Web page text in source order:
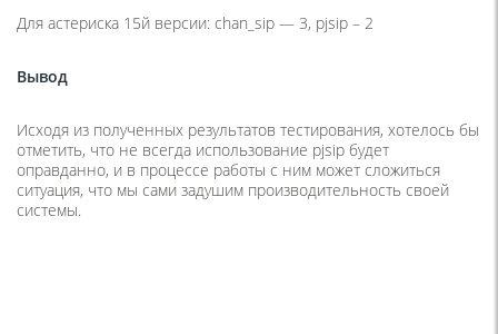
Для астериска 15й версии: chan_sip — 3, pjsip – 2
Вывод
Исходя из полученных результатов тестирования, хотелось бы
отметить, что не всегда использование pjsip будет
оправданно, и в процессе работы с ним может сложиться
ситуация, что мы сами задушим производительность своей
системы.